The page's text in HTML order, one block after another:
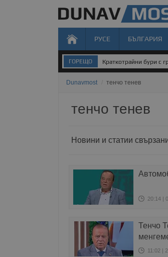
РУСЕ БЪЛГАРИЯ
ГОРЕЩО Краткотрайни бури с
Dunavmost тенчо тенев
тенчо тенев
Новини и статии
20:14 |
Тенчо
11:02 |